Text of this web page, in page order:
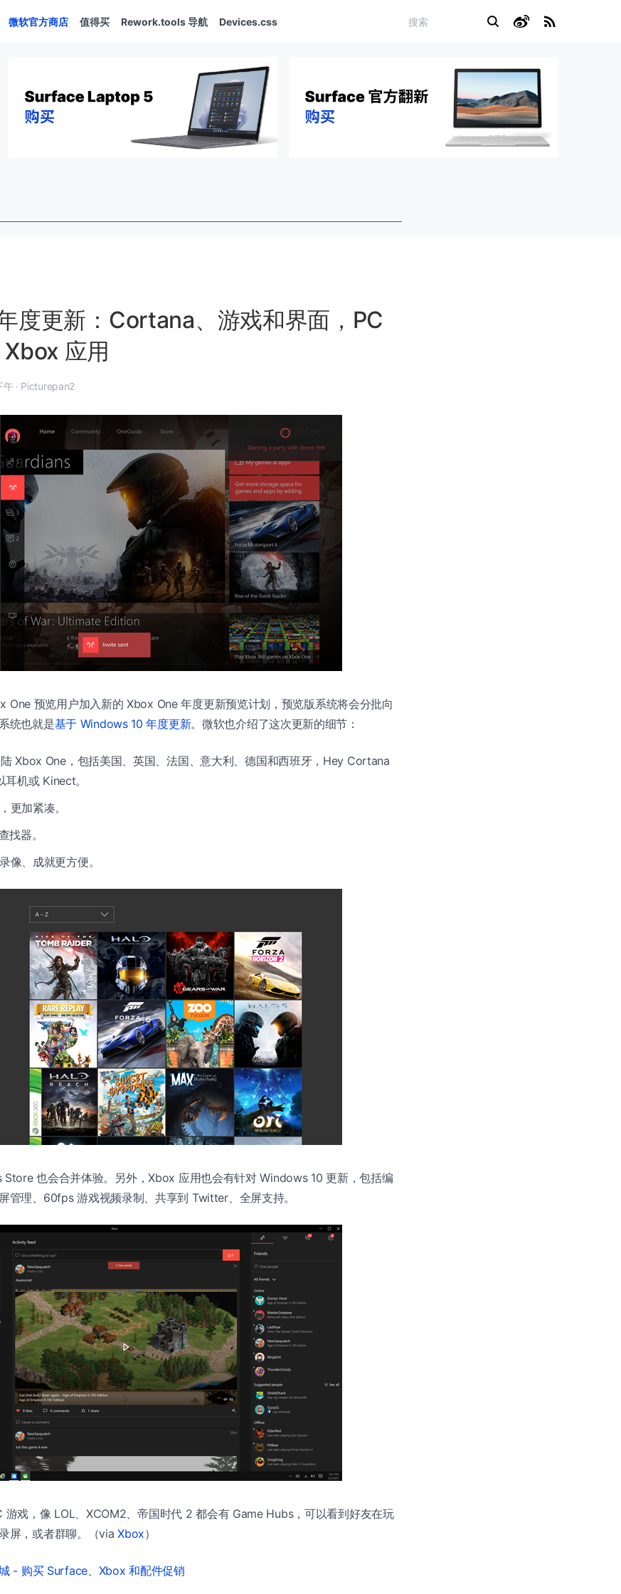
微软官方商店 值得买 Rework.tools 导航 Devices.css
度更新：Cortana、游戏和界面，PC
应用
下午 · Picturepan2
One 预览用户加入新的 Xbox One 年度更新预览计划，预览版系统将会分批向
统也就是基于 Windows 10 年度更新。微软也介绍了这次更新的细节：
Xbox One，包括美国、英国、法国、意大利、德国和西班牙，Hey Cortana
机或 Kinect。
更加紧凑。
找器。
像、成就更方便。
也会合并体验。另外，Xbox 应用也会有针对 Windows 10 更新，包括编
管理、60fps 游戏视频录制、共享到 Twitter、全屏支持。
游戏，像 LOL、XCOM2、帝国时代 2 都会有 Game Hubs，可以看到好友在玩
屏，或者群聊。（viaXbox）
- 购买 Surface、Xbox 和配件促销